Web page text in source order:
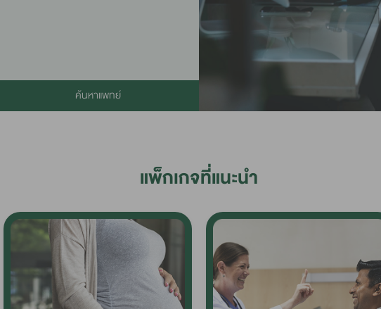
ค้นหาแพทย์
แพ็กเกจที่แนะนำ